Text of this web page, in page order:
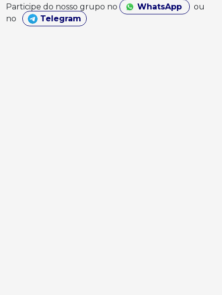
Participe do nosso grupo no WhatsApp
ou
no
Telegram